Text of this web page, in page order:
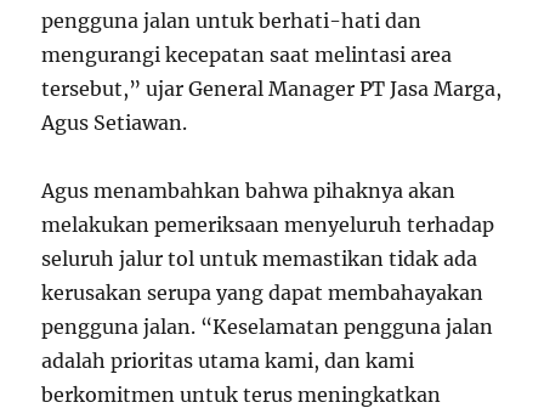
pengguna jalan untuk berhati-hati dan
mengurangi kecepatan saat melintasi area
tersebut,” ujar General Manager PT Jasa Marga,
Agus Setiawan.
Agus menambahkan bahwa pihaknya akan
melakukan pemeriksaan menyeluruh terhadap
seluruh jalur tol untuk memastikan tidak ada
kerusakan serupa yang dapat membahayakan
pengguna jalan. “Keselamatan pengguna jalan
adalah prioritas utama kami, dan kami
berkomitmen untuk terus meningkatkan